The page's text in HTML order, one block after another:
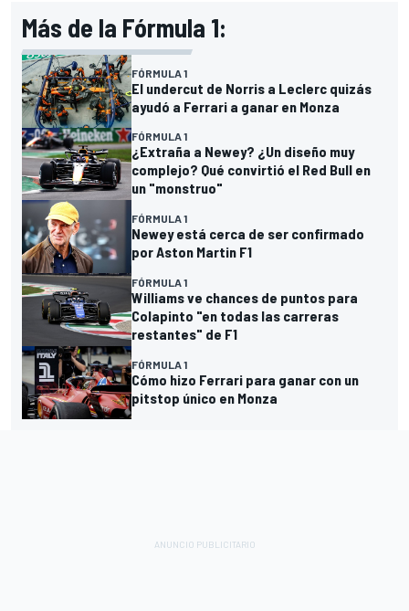
Más de la Fórmula 1:
FÓRMULA 1
El undercut de Norris a Leclerc quizás
ayudó a Ferrari a ganar en Monza
FÓRMULA 1
¿Extraña a Newey? ¿Un diseño muy
complejo? Qué convirtió el Red Bull en
un "monstruo"
FÓRMULA 1
Newey está cerca de ser confirmado
por Aston Martin F1
FÓRMULA 1
Williams ve chances de puntos para
Colapinto "en todas las carreras
restantes" de F1
FÓRMULA 1
Cómo hizo Ferrari para ganar con un
pitstop único en Monza